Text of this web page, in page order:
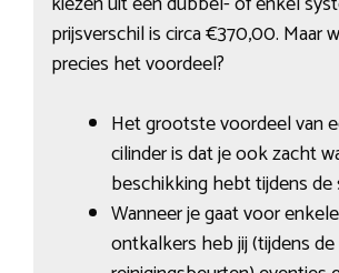
prijsverschil is circa €370,00. Maar
precies het voordeel?
Het grootste voordeel van
cilinder is dat je ook zacht
beschikking hebt tijdens de
Wanneer je gaat voor
ontkalkers heb jij (tijdens de